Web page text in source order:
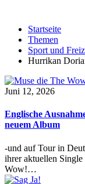
Startseite
Themen
Sport und
Hurrikan
Juni 12, 2026
Englische
neuem Album
-und auf Tour in
ihrer aktuellen
Wow!…